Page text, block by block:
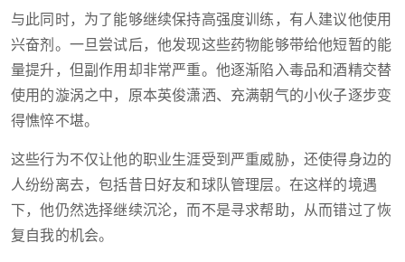
与此同时，为了能够继续保持高强度训练，有人建议他使用
兴奋剂。一旦尝试后，他发现这些药物能够带给他短暂的能
量提升，但副作用却非常严重。他逐渐陷入毒品和酒精交替
使用的漩涡之中，原本英俊潇洒、充满朝气的小伙子逐步变
得憔悴不堪。
这些行为不仅让他的职业生涯受到严重威胁，还使得身边的
人纷纷离去，包括昔日好友和球队管理层。在这样的境遇
下，他仍然选择继续沉沦，而不是寻求帮助，从而错过了恢
复自我的机会。